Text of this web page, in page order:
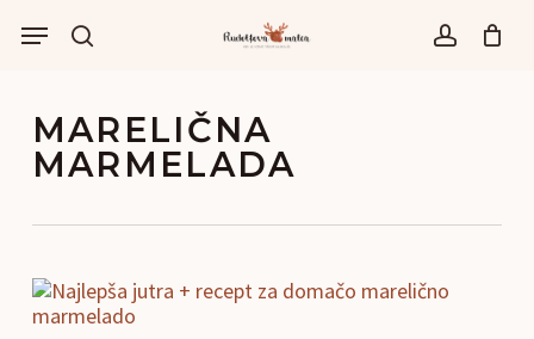
išči account
Menu
MARELIČNA
MARMELADA